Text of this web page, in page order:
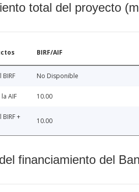
total del proyecto
BIRF/AIF
No Disponible
AIF 10.00
+
10.00
financiamiento del